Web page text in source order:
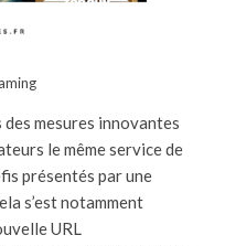
des mesures innovantes
le même service de
présentés par une
s’est notamment
URL